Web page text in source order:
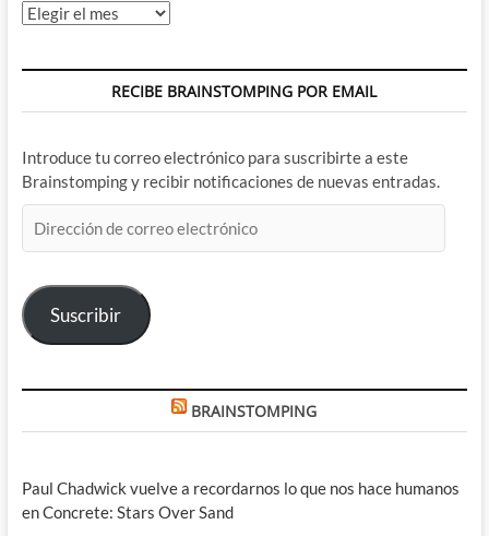
Archivos
RECIBE BRAINSTOMPING POR EMAIL
Introduce tu correo electrónico para suscribirte a este
Brainstomping y recibir notificaciones de nuevas entradas.
de
electrónico
Suscribir
BRAINSTOMPING
Paul Chadwick vuelve a recordarnos lo que nos hace humanos
en Concrete: Stars Over Sand